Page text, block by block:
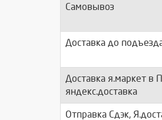
Самовывоз
Доставка до
Доставка я.маркет в
яндекс.доставка
Отправка Сдэк,